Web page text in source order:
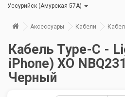
Уссурийск (Амурская 57А)
Аксессуары Кабели
Кабель Type-C -
iPhone) XO
Черный